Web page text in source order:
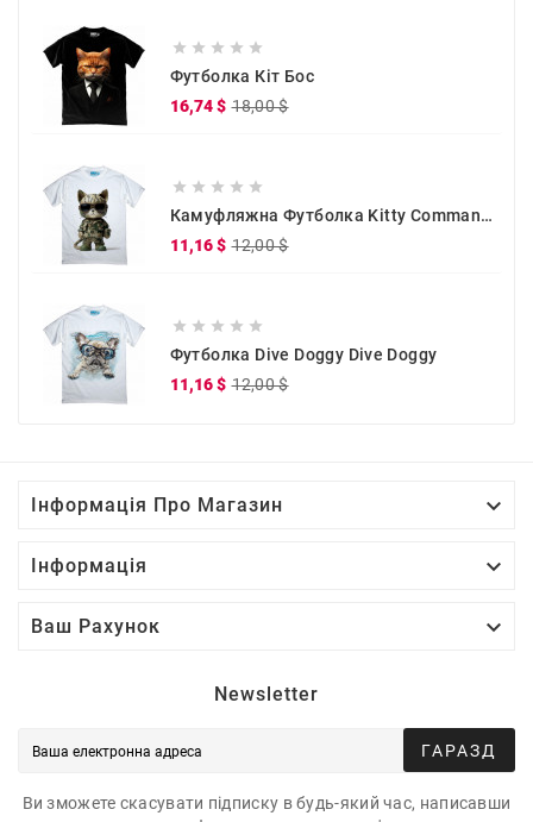
    
Футболка Кіт Бос
16,74 $ 18,00 $
    
Камуфляжна Футболка Kitty Commander
11,16 $ 12,00 $
    
Футболка Dive Doggy Dive Doggy
11,16 $ 12,00 $
Інформація Про Магазин 
Інформація 
Ваш Рахунок 
Newsletter
ГАРАЗД
Ви зможете скасувати підписку в будь-який час, написавши